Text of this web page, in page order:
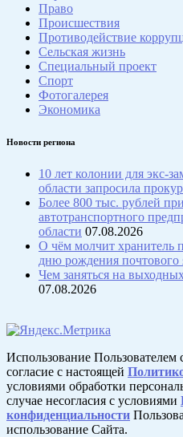
Право
Происшествия
Противодействие
Сельская жизнь
Специальный проект
Спорт
Фотогалерея
Экономика
Новости региона
10 лет колонии для экс-
области запросила
Более 800 тыс. рублей
автотранспортного
области 07.08.2026
О чём молчит хранитель
дню рождения почтового
Чем заняться на
07.08.2026
Использование Пользователем
согласие с настоящей
условиями обработки
случае несогласия с условиями
конфиденциальности
использование Сайта.